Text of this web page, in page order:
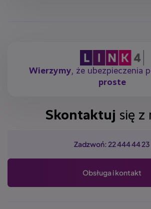
Wierzymy, że ubezpieczenia
proste
Skontaktuj się z
Zadzwoń: 22 444 44 23
Obsługa i kontakt